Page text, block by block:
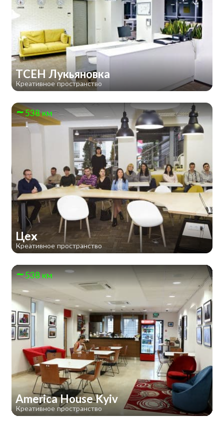
TCEH Лукьяновка
Креативное пространство
538 км
Цех
Креативное пространство
538 км
America House Kyiv
Креативное пространство